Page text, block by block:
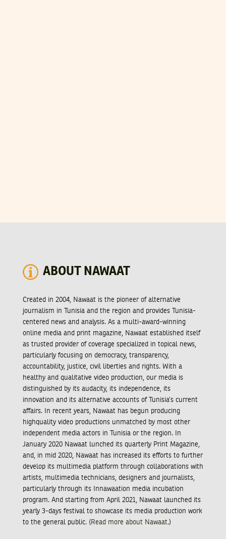
ABOUT NAWAAT
Created in 2004, Nawaat is the pioneer of alternative
journalism in Tunisia and the region and provides Tunisia-
centered news and analysis. As a multi-award-winning
online media and print magazine, Nawaat established itself
as trusted provider of coverage specialized in topical news,
particularly focusing on democracy, transparency,
accountability, justice, civil liberties and rights. With a
healthy and qualitative video production, our media is
distinguished by its audacity, its independence, its
innovation and its alternative accounts of Tunisia’s current
affairs. In recent years, Nawaat has begun producing
highquality video productions unmatched by most other
independent media actors in Tunisia or the region. In
January 2020 Nawaat lunched its quarterly Print Magazine,
and, in mid 2020, Nawaat has increased its efforts to further
develop its multimedia platform through collaborations with
artists, multimedia technicians, designers and journalists,
particularly through its Innawaation media incubation
program. And starting from April 2021, Nawaat launched its
yearly 3-days festival to showcase its media production work
to the general public. ( Read more about Nawaat.)